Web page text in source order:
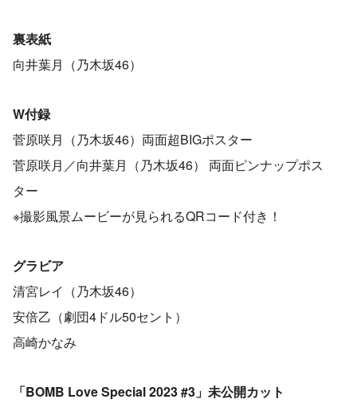
裏表紙
向井葉月（乃木坂46）
W付録
菅原咲月（乃木坂46）両面超BIGポスター
菅原咲月／向井葉月（乃木坂46） 両面ピンナップポス
ター
※撮影風景ムービーが見られるQRコード付き！
グラビア
清宮レイ（乃木坂46）
安倍乙（劇団4ドル50セント）
高崎かなみ
「BOMB Love Special 2023 #3」未公開カット